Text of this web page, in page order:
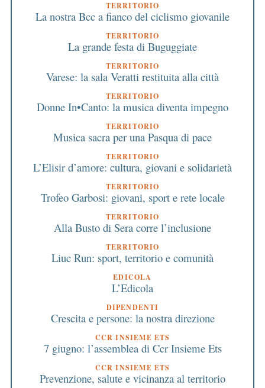
TERRITORIO
La nostra Bcc a fianco del ciclismo giovanile
TERRITORIO
La grande festa di Buguggiate
TERRITORIO
Varese: la sala Veratti restituita alla città
TERRITORIO
Donne In•Canto: la musica diventa impegno
TERRITORIO
Musica sacra per una Pasqua di pace
TERRITORIO
L’Elisir d’amore: cultura, giovani e solidarietà
TERRITORIO
Trofeo Garbosi: giovani, sport e rete locale
TERRITORIO
Alla Busto di Sera corre l’inclusione
TERRITORIO
Liuc Run: sport, territorio e comunità
EDICOLA
L’Edicola
DIPENDENTI
Crescita e persone: la nostra direzione
CCR INSIEME ETS
7 giugno: l’assemblea di Ccr Insieme Ets
CCR INSIEME ETS
Prevenzione, salute e vicinanza al territorio